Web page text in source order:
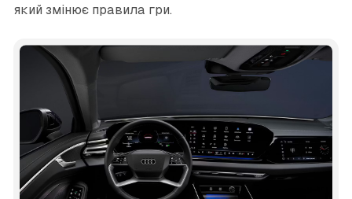
який змінює правила гри.